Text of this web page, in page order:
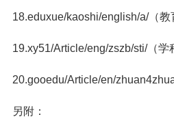
18.eduxue/kaoshi/english/a/（教
19.xy51/Article/eng/zszb/sti/（学
20.gooedu/Article/en/
另附：